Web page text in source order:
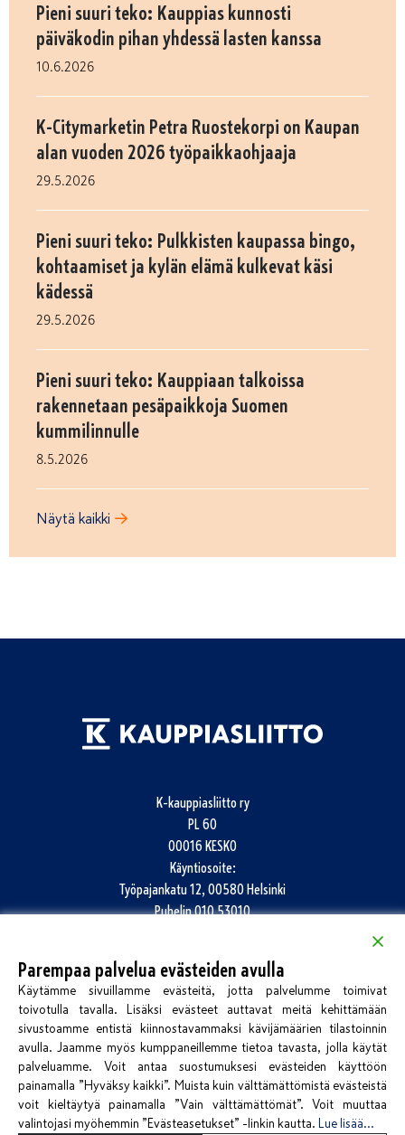
Pieni suuri teko: Kauppias kunnosti
päiväkodin pihan yhdessä lasten kanssa
10.6.2026
K-Citymarketin Petra Ruostekorpi on Kaupan
alan vuoden 2026 työpaikkaohjaaja
29.5.2026
Pieni suuri teko: Pulkkisten kaupassa bingo,
kohtaamiset ja kylän elämä kulkevat käsi
kädessä
29.5.2026
Pieni suuri teko: Kauppiaan talkoissa
rakennetaan pesäpaikkoja Suomen
kummilinnulle
8.5.2026
Näytä kaikki
K-kauppiasliitto ry
PL 60
00016 KESKO
Käyntiosoite:
Työpajankatu 12, 00580 Helsinki
Puhelin010 53010
Katso kaikki yhteystiedot
Jätä palautetta
Parempaa palvelua evästeiden avulla
Käytämme sivuillamme evästeitä, jotta palvelumme toimivat
toivotulla tavalla. Lisäksi evästeet auttavat meitä kehittämään
sivustoamme entistä kiinnostavammaksi kävijämäärien tilastoinnin
avulla. Jaamme myös kumppaneillemme tietoa tavasta, jolla käytät
palveluamme. Voit antaa suostumuksesi evästeiden käyttöön
painamalla ”Hyväksy kaikki”. Muista kuin välttämättömistä evästeistä
voit kieltäytyä painamalla ”Vain välttämättömät”. Voit muuttaa
valintojasi myöhemmin ”Evästeasetukset” -linkin kautta. Lue lisää...